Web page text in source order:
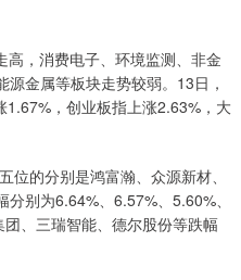
，消费电子、环境监测、非金
金属等板块走势较弱。13日，
1.67%，创业板指上涨2.63%，大
的分别是鸿富瀚、众源新材、
别为6.64%、6.57%、5.60%、
、三瑞智能、德尔股份等跌幅